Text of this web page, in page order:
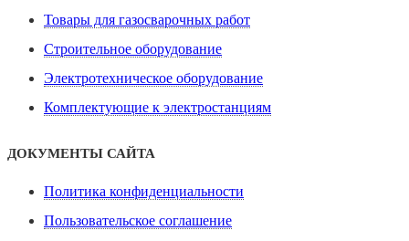
Товары для газосварочных работ
Строительное оборудование
Электротехническое оборудование
Комплектующие к электростанциям
ДОКУМЕНТЫ САЙТА
Политика конфиденциальности
Пользовательское соглашение